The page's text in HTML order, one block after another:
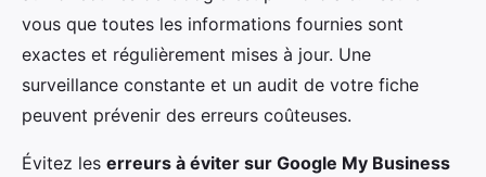
vous que toutes les informations fournies sont
exactes et régulièrement mises à jour. Une
surveillance constante et un audit de votre fiche
peuvent prévenir des erreurs coûteuses.
Évitez les erreurs à éviter sur Google My Business